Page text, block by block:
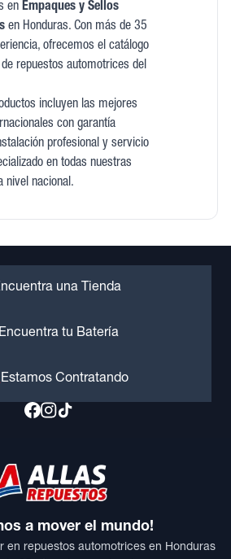
en Empaques y Sellos
en Honduras. Con más de 35
ofrecemos el catálogo
repuestos automotrices del
incluyen las mejores
con garantía
profesional y servicio
en todas nuestras
nivel nacional.
una Tienda
tu Batería
Estamos Contratando
a mover el mundo!
en repuestos automotrices en Honduras